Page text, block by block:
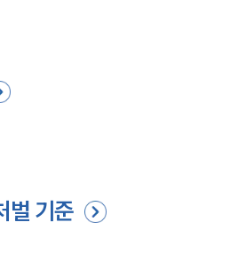
벌 기준